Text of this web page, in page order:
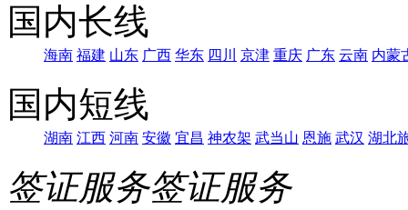
国内长线
海南 福建 山东 广西 华东 四川 京津 重庆 广东 云南 内蒙
国内短线
湖南 江西 河南 安徽 宜昌 神农架 武当山 恩施 武汉 湖北
签证服务签证服务